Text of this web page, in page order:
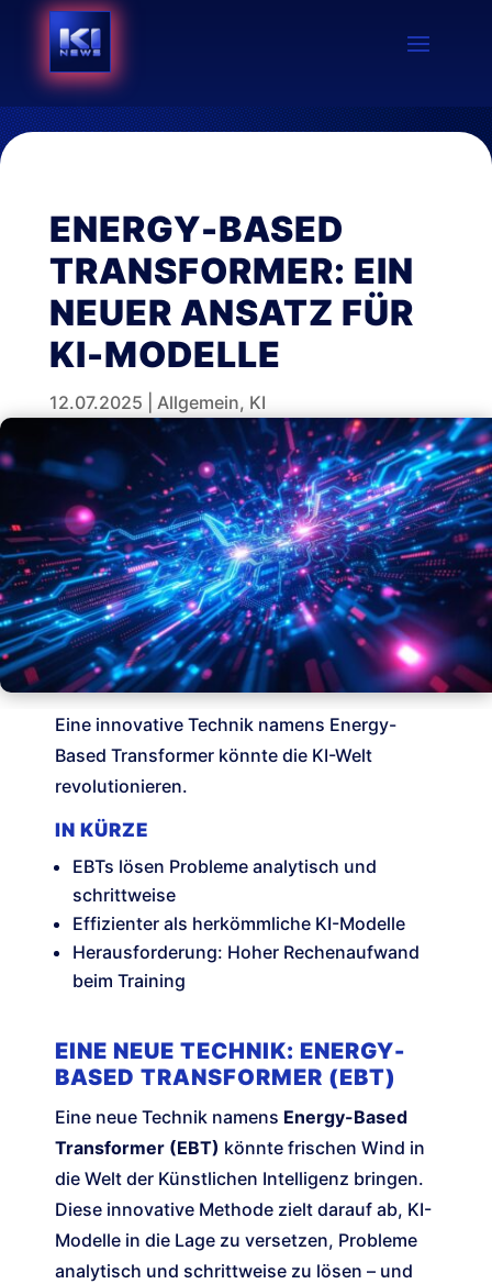
ENERGY-BASED
TRANSFORMER: EIN
NEUER ANSATZ FÜR
KI-MODELLE
12.07.2025 Allgemein, KI
Eine innovative Technik namens Energy-
Based Transformer könnte die KI-Welt
revolutionieren.
IN KÜRZE
EBTs lösen Probleme analytisch und
schrittweise
Effizienter als herkömmliche KI-Modelle
Herausforderung: Hoher Rechenaufwand
beim Training
EINE NEUE TECHNIK: ENERGY-
BASED TRANSFORMER (EBT)
Eine neue Technik namens Energy-Based
Transformer (EBT) könnte frischen Wind in
die Welt der Künstlichen Intelligenz bringen.
Diese innovative Methode zielt darauf ab, KI-
Modelle in die Lage zu versetzen, Probleme
analytisch und schrittweise zu lösen – und